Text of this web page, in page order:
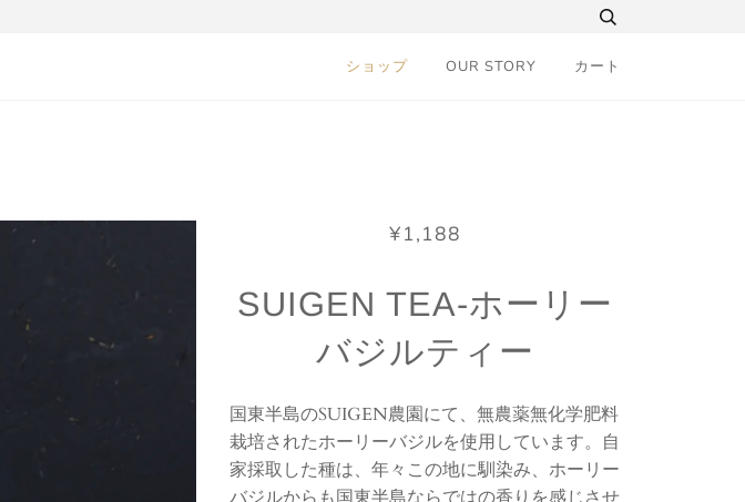
ショップ OUR STORY カート
¥1,188
SUIGEN TEA-ホーリー
バジルティー
国東半島のSUIGEN農園にて、無農薬無化学肥料
栽培されたホーリーバジルを使用しています。 自
家採取した種は、年々この地に馴染み、ホーリー